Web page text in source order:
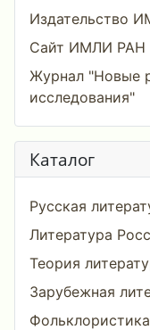
Издательство
Сайт ИМЛИ РАН
Журнал "Новые
исследования"
Каталог
Русская
Литература
Теория
Зарубежная
Фольклористика